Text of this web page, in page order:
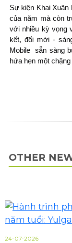
Sự kiện Khai Xuân
của năm mà còn
với nhiều kỳ vọng
kết, đổi mới -
Mobile sẵn sàng
hứa hẹn một
OTHER
24-07-2026